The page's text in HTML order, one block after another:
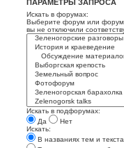
ПАРАМЕТРЫ ЗАПРОСА
Искать в форумах:
Выберите форум или
вы не отключили
Искать в подфорумах:
Да
Нет
Искать:
В названиях тем и